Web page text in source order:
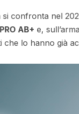
confronta nel
AB+ e,
che lo hanno già